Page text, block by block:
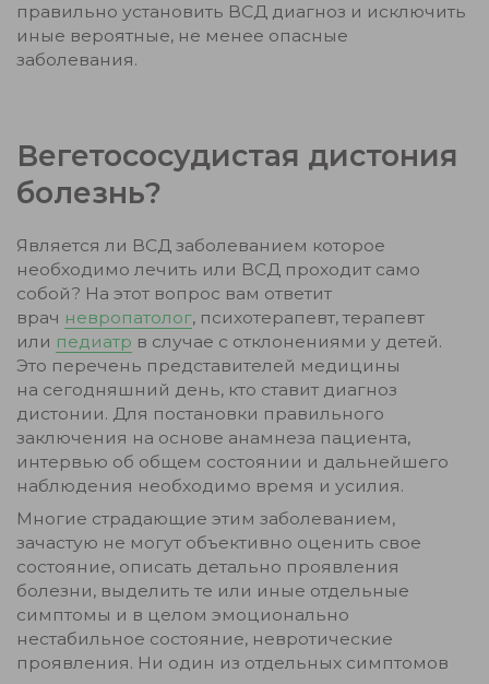
правильно установить ВСД диагноз и исключить
иные вероятные, не менее опасные
заболевания.
Вегетососудистая дистония
болезнь?
Является ли ВСД заболеванием которое
необходимо лечить или ВСД проходит само
собой? На этот вопрос вам ответит
врач невропатолог, психотерапевт, терапевт
или педиатр в случае с отклонениями у детей.
Это перечень представителей медицины
на сегодняшний день, кто ставит диагноз
дистонии. Для постановки правильного
заключения на основе анамнеза пациента,
интервью об общем состоянии и дальнейшего
наблюдения необходимо время и усилия.
Многие страдающие этим заболеванием,
зачастую не могут объективно оценить свое
состояние, описать детально проявления
болезни, выделить те или иные отдельные
симптомы и в целом эмоционально
нестабильное состояние, невротические
проявления. Ни один из отдельных симптомов